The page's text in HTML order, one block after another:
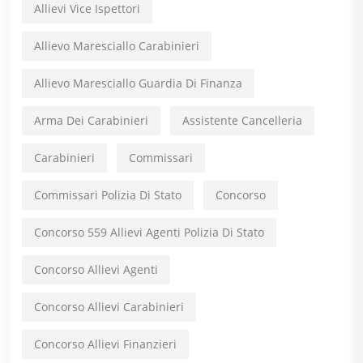
Allievi Vice Ispettori
Allievo Maresciallo Carabinieri
Allievo Maresciallo Guardia Di Finanza
Arma Dei Carabinieri Assistente Cancelleria
Carabinieri Commissari
Commissari Polizia Di Stato Concorso
Concorso 559 Allievi Agenti Polizia Di Stato
Concorso Allievi Agenti
Concorso Allievi Carabinieri
Concorso Allievi Finanzieri